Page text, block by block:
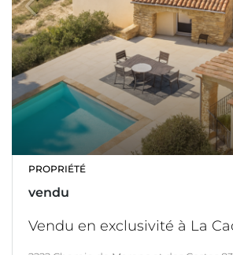
PROPRIÉTÉ
vendu